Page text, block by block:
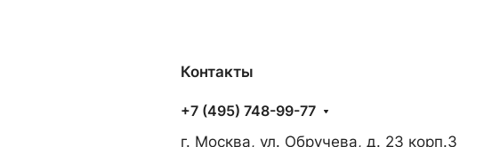
Контакты
+7 (495) 748-99-77
г. Москва, ул. Обручева, д. 23 корп.3